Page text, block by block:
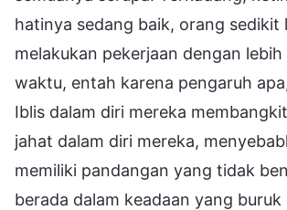
hatinya sedang baik, orang sedikit
melakukan pekerjaan dengan lebih
waktu, entah karena pengaruh
Iblis dalam diri mereka
jahat dalam diri mereka,
memiliki pandangan yang tidak
berada dalam keadaan yang buruk